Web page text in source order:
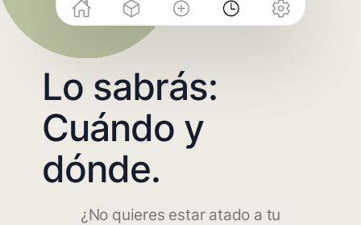
Lo sabrás:
Cuándo y
dónde.
¿No quieres estar atado a tu